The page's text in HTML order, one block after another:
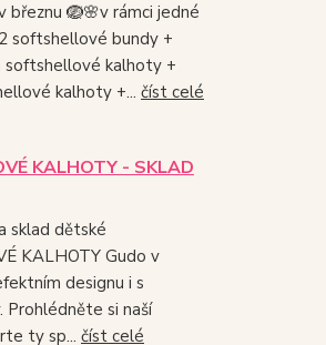
březnu 🪺🌸v rámci jedné
softshellové bundy +
softshellové kalhoty +
kalhoty +... číst celé
KALHOTY - SKLAD
sklad dětské
KALHOTY Gudo v
designu i s
Prohlédněte si naší
ty sp... číst celé